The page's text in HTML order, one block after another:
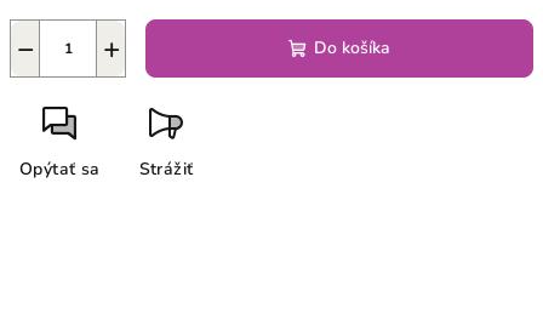
+
− Do košíka
Opýtať sa Strážiť